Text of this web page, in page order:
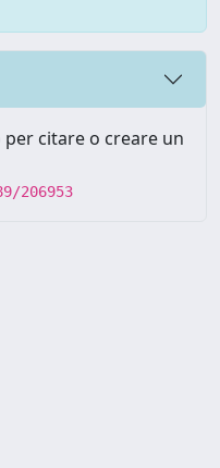
citare o creare un
206953